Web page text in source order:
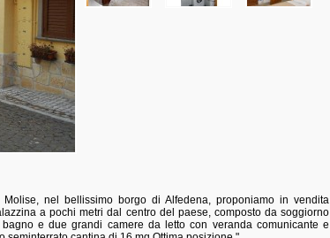
nel bellissimo borgo di Alfedena, proponiamo in vendita
a pochi metri dal centro del paese, composto da soggiorno
e due grandi camere da letto con veranda comunicante e